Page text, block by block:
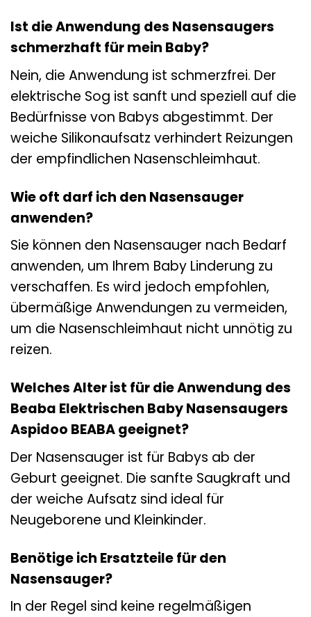
Ist die Anwendung des Nasensaugers
schmerzhaft für mein Baby?
Nein, die Anwendung ist schmerzfrei. Der
elektrische Sog ist sanft und speziell auf die
Bedürfnisse von Babys abgestimmt. Der
weiche Silikonaufsatz verhindert Reizungen
der empfindlichen Nasenschleimhaut.
Wie oft darf ich den Nasensauger
anwenden?
Sie können den Nasensauger nach Bedarf
anwenden, um Ihrem Baby Linderung zu
verschaffen. Es wird jedoch empfohlen,
übermäßige Anwendungen zu vermeiden,
um die Nasenschleimhaut nicht unnötig zu
reizen.
Welches Alter ist für die Anwendung des
Beaba Elektrischen Baby Nasensaugers
Aspidoo BEABA geeignet?
Der Nasensauger ist für Babys ab der
Geburt geeignet. Die sanfte Saugkraft und
der weiche Aufsatz sind ideal für
Neugeborene und Kleinkinder.
Benötige ich Ersatzteile für den
Nasensauger?
In der Regel sind keine regelmäßigen